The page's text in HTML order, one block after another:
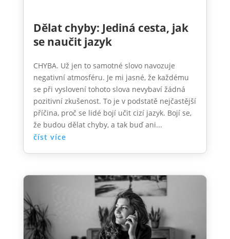
Dělat chyby: Jediná cesta, jak
se naučit jazyk
CHYBA. Už jen to samotné slovo navozuje
negativní atmosféru. Je mi jasné, že každému
se při vyslovení tohoto slova nevybaví žádná
pozitivní zkušenost. To je v podstatě nejčastější
příčina, proč se lidé bojí učit cizí jazyk. Bojí se,
že budou dělat chyby, a tak buď ani...
číst více